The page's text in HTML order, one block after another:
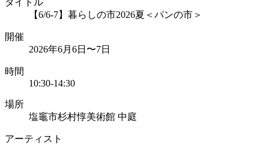
タイトル
【6/6-7】暮らしの市2026夏＜パンの市＞
開催
2026年6月6日〜7日
時間
10:30-14:30
場所
塩竈市杉村惇美術館 中庭
アーティスト